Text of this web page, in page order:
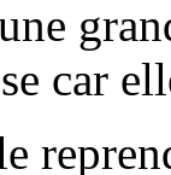
car